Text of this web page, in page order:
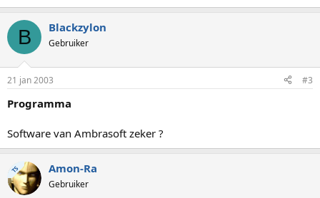
B Blackzylon
Gebruiker
21 jan 2003 #3
Programma
Software van Ambrasoft zeker ?
TS Amon-Ra
Gebruiker